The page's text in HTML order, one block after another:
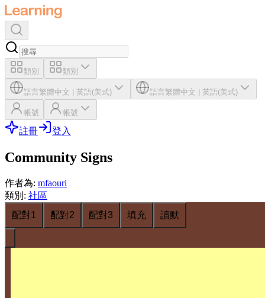
類別 類別
語言繁體中文 英語(美式) 語言繁體中文 英語(美式)
帳號 帳號
註冊 登入
Community Signs
作者為: mfaouri
類別 : 社區
配對1
配對2 配對3 填充 讀默